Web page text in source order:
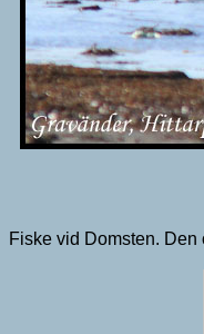
Fiske vid Domsten. Den